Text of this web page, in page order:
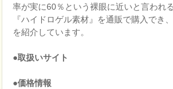
率が実に60％という裸眼に近いと言われ
『ハイドロゲル素材』を通販で購入でき
を紹介しています。
●取扱いサイト
●価格情報